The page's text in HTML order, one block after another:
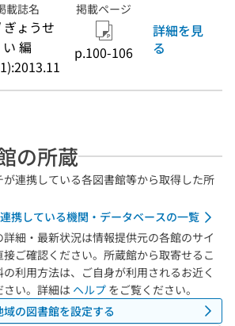
載誌名
ょうせ
い 編
掲載ページ
p.100-106
詳細を見
る
の所蔵
連携している各図書館等から取得した所
連携している機関・データベースの一覧
細・最新状況は情報提供元の各館のサイ
接ご確認ください。所蔵館から取寄せるこ
利用方法は、ご自身が利用されるお近く
い。詳細は ヘルプ をご覧ください。
域の図書館を設定する